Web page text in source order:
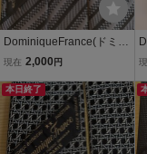
DominiqueFrance(ドミニ
クフランス)ネクタイ31
現在 2,000 円
本日終了